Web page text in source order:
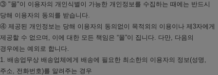
③ "몰"이 이용자의 개인식별이 가능한 개인정보를 수집하는 때에는 반드시
당해 이용자의 동의를 받습니다.
④ 제공된 개인정보는 당해 이용자의 동의없이 목적외의 이용이나 제3자에게
제공할 수 없으며, 이에 대한 모든 책임은 “몰”이 집니다. 다만, 다음의
경우에는 예외로 합니다.
1. 배송업무상 배송업체에게 배송에 필요한 최소한의 이용자의 정보(성명,
주소, 전화번호)를 알려주는 경우